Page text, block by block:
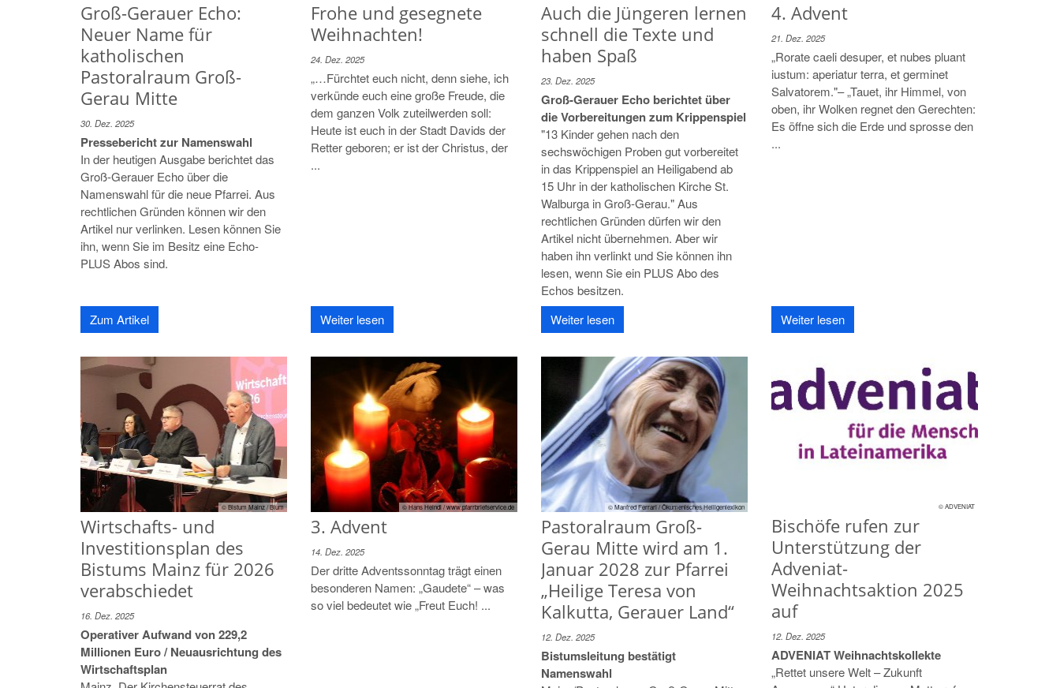
Groß-Gerauer Echo:
Neuer Name für
katholischen
Pastoralraum Groß-
Gerau Mitte
30. Dez. 2025
Pressebericht zur Namenswahl
In der heutigen Ausgabe berichtet das
Groß-Gerauer Echo über die
Namenswahl für die neue Pfarrei. Aus
rechtlichen Gründen können wir den
Artikel nur verlinken. Lesen können Sie
ihn, wenn Sie im Besitz eine Echo-
PLUS Abos sind.
Zum Artikel
Frohe und gesegnete
Weihnachten!
24. Dez. 2025
„…Fürchtet euch nicht, denn siehe, ich
verkünde euch eine große Freude, die
dem ganzen Volk zuteilwerden soll:
Heute ist euch in der Stadt Davids der
Retter geboren; er ist der Christus, der
...
Weiter lesen
Auch die Jüngeren lernen
schnell die Texte und
haben Spaß
23. Dez. 2025
Groß-Gerauer Echo berichtet über
die Vorbereitungen zum Krippenspiel
"13 Kinder gehen nach den
sechswöchigen Proben gut vorbereitet
in das Krippenspiel an Heiligabend ab
15 Uhr in der katholischen Kirche St.
Walburga in Groß-Gerau." Aus
rechtlichen Gründen dürfen wir den
Artikel nicht übernehmen. Aber wir
haben ihn verlinkt und Sie können ihn
lesen, wenn Sie ein PLUS Abo des
Echos besitzen.
Weiter lesen
4. Advent
21. Dez. 2025
„Rorate caeli desuper, et nubes pluant
iustum: aperiatur terra, et germinet
Salvatorem."– „Tauet, ihr Himmel, von
oben, ihr Wolken regnet den Gerechten:
Es öffne sich die Erde und sprosse den
...
Weiter lesen
© Bistum Mainz / Blum
Wirtschafts- und
Investitionsplan des
Bistums Mainz für 2026
verabschiedet
16. Dez. 2025
Operativer Aufwand von 229,2
Millionen Euro / Neuausrichtung des
Wirtschaftsplan
© Hans Heindl / www.pfarrbriefservice.de
3. Advent
14. Dez. 2025
Der dritte Adventssonntag trägt einen
besonderen Namen: „Gaudete“ – was
so viel bedeutet wie „Freut Euch! ...
© Manfred Ferrari / Ökumenisches Heiligenlexikon
Pastoralraum Groß-
Gerau Mitte wird am 1.
Januar 2028 zur Pfarrei
„Heilige Teresa von
Kalkutta, Gerauer Land“
12. Dez. 2025
Bistumsleitung bestätigt
Namenswahl
© ADVENIAT
Bischöfe rufen zur
Unterstützung der
Adveniat-
Weihnachtsaktion 2025
auf
12. Dez. 2025
ADVENIAT Weihnachtskollekte
„Rettet unsere Welt – Zukunft